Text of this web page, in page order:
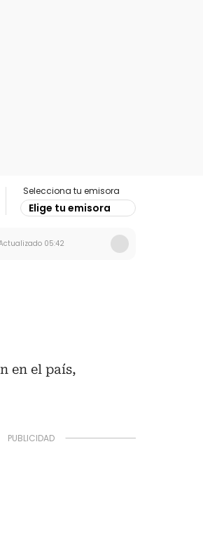
Selecciona tu emisora
Elige tu emisora
05:42
en el país,